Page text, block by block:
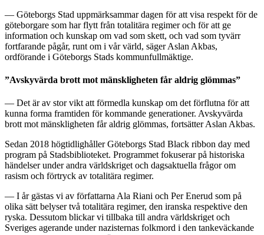
— Göteborgs Stad uppmärksammar dagen för att visa respekt för de
göteborgare som har flytt från totalitära regimer och för att ge
information och kunskap om vad som skett, och vad som tyvärr
fortfarande pågår, runt om i vår värld, säger Aslan Akbas,
ordförande i Göteborgs Stads kommunfullmäktige.
”Avskyvärda brott mot mänskligheten får aldrig glömmas”
— Det är av stor vikt att förmedla kunskap om det förflutna för att
kunna forma framtiden för kommande generationer. Avskyvärda
brott mot mänskligheten får aldrig glömmas, fortsätter Aslan Akbas.
Sedan 2018 högtidlighåller Göteborgs Stad Black ribbon day med
program på Stadsbiblioteket. Programmet fokuserar på historiska
händelser under andra världskriget och dagsaktuella frågor om
rasism och förtryck av totalitära regimer.
— I år gästas vi av författarna Ala Riani och Per Enerud som på
olika sätt belyser två totalitära regimer, den iranska respektive den
ryska. Dessutom blickar vi tillbaka till andra världskriget och
Sveriges agerande under nazisternas folkmord i den tankeväckande